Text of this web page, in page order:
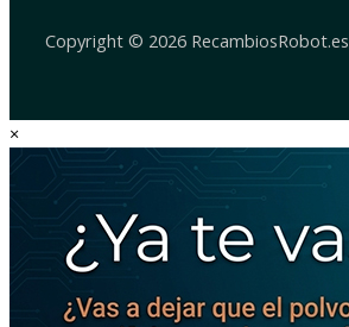
Copyright © 2026 RecambiosRobot.es
×